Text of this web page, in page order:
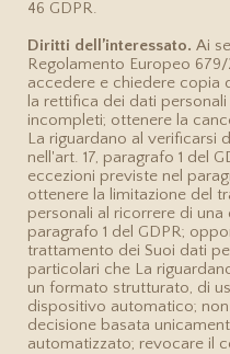
46 GDPR.
Diritti dell’interessato. Ai
Regolamento Europeo
accedere e chiedere copia
la rettifica dei dati
incompleti; ottenere la
La riguardano al verificarsi
nell'art. 17, paragrafo 1 del
eccezioni previste nel
ottenere la limitazione del
personali al ricorrere di una
paragrafo 1 del GDPR;
trattamento dei Suoi dati
particolari che La
un formato strutturato, di
dispositivo automatico;
decisione basata
automatizzato; revocare il